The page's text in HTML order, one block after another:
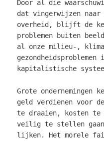
Door al die
dat vingerwijzen naar
overheid, blijft de
problemen buiten
al onze milieu-,
kapitalistische
Grote ondernemingen
geld verdienen voor de
te draaien, kosten te
veilig te stellen
lijken. Het morele